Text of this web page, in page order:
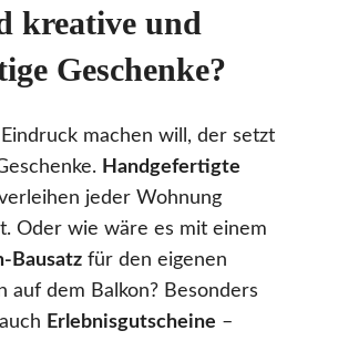
kreative und
Geschenke?
machen will, der setzt
Handgefertigte
jeder Wohnung
Oder wie wäre es mit einem
Bausatz für den eigenen
auf dem Balkon? Besonders
Erlebnisgutscheine –